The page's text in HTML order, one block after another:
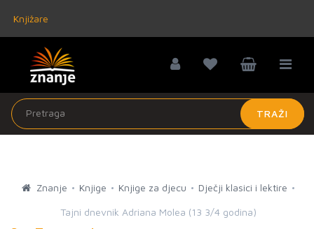
Knjižare
TRAŽI
Znanje Knjige Knjige za djecu Dječji klasici i lektire
Tajni dnevnik Adriana Molea (13 3/4 godina)